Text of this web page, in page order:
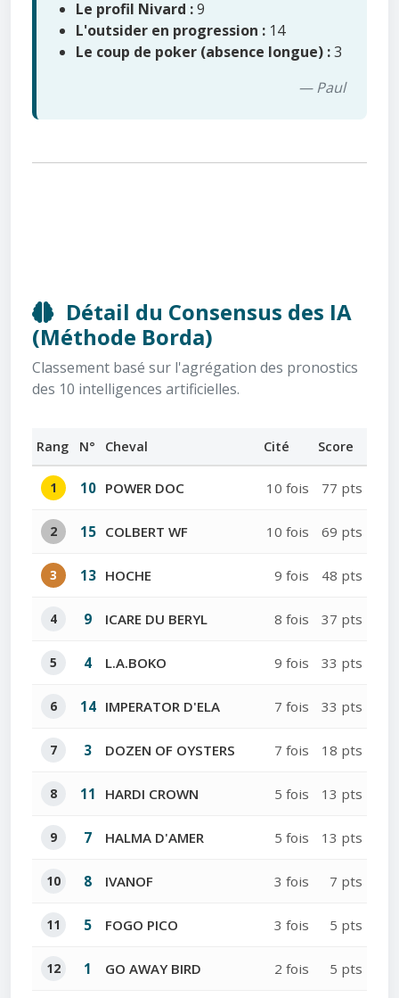
Le profil Nivard :9
L'outsider en progression : 14
Le coup de poker (absence longue) :3
— Paul
Détail du Consensus des IA
(Méthode Borda)
Classement basé sur l'agrégation des pronostics
des 10 intelligences artificielles.
Rang N° Cheval Cité Score
1 10 POWER DOC 10 fois 77 pts
2 15 COLBERT WF 10 fois 69 pts
3 13 HOCHE 9 fois 48 pts
4 9 ICARE DU BERYL 8 fois 37 pts
5 4 L.A.BOKO 9 fois 33 pts
6 14 IMPERATOR D'ELA 7 fois 33 pts
7 3 DOZEN OF OYSTERS 7 fois 18 pts
8 11 HARDI CROWN 5 fois 13 pts
9 7 HALMA D'AMER 5 fois 13 pts
10 8 IVANOF 3 fois 7 pts
11 5 FOGO PICO 3 fois 5 pts
12 1 GO AWAY BIRD 2 fois 5 pts